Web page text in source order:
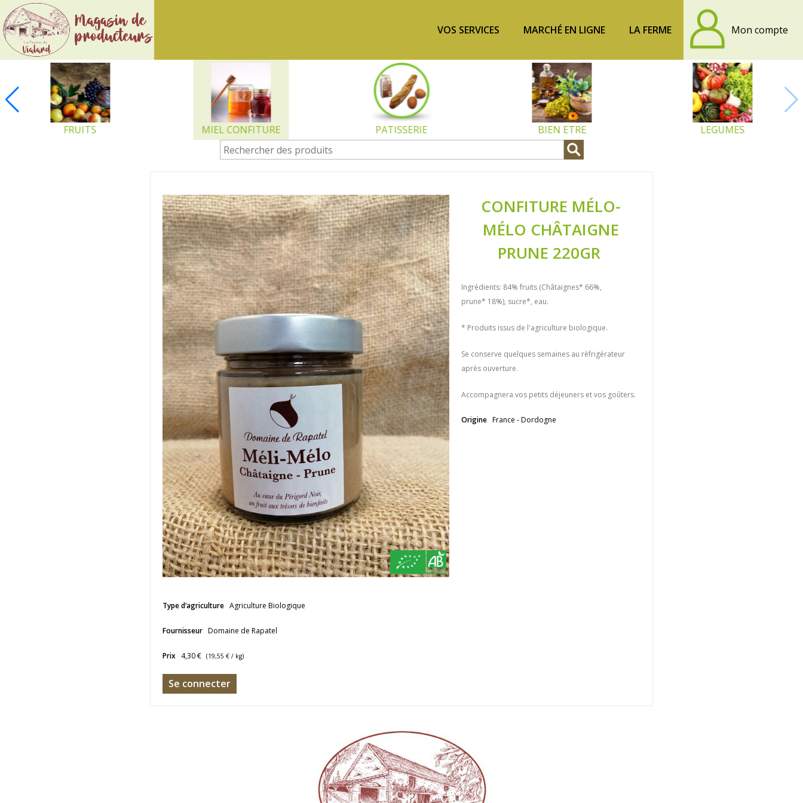
VOS SERVICES MARCHÉ EN LIGNE LA FERME Mon compte
FRUITS MIEL CONFITURE PATISSERIE BIEN ETRE LEGUMES
CONFITURE MÉLO-
MÉLO CHÂTAIGNE
PRUNE 220GR
Ingrédients: 84% fruits (Châtaignes* 66%,
prune* 18%), sucre*, eau.
* Produits issus de l'agriculture biologique.
Se conserve quelques semaines au réfrigérateur
après ouverture.
Accompagnera vos petits déjeuners et vos goûters.
Origine France - Dordogne
Type d’agriculture Agriculture Biologique
Fournisseur Domaine de Rapatel
Prix 4,30 € (19,55 € / kg)
Se connecter